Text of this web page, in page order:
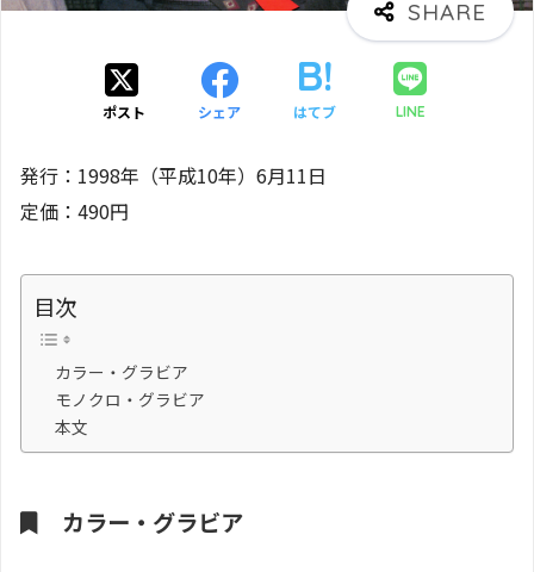
ポスト シェア はてブ LINE
発行：1998年（平成10年）6月11日
定価：490円
目次
カラー・グラビア
モノクロ・グラビア
本文
カラー・グラビア